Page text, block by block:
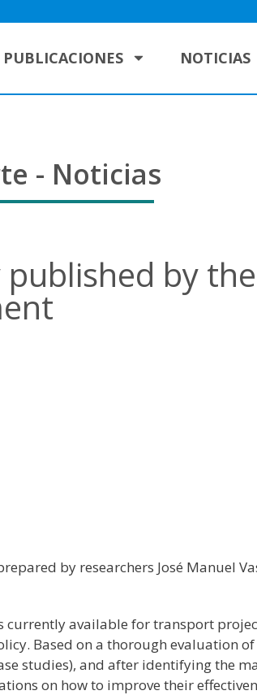
PUBLICACIONES NOTICIAS
- Noticias
by the
by researchers José Manuel
available for transport
Based on a thorough evaluation
studies), and after identifying the
on how to improve their